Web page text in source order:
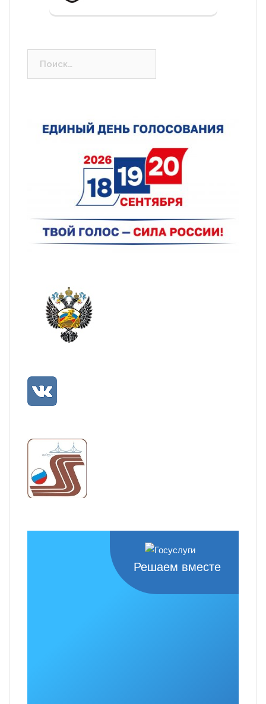
Решаем вместе